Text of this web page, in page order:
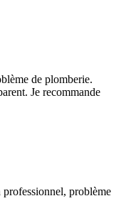
de plomberie.
Je recommande
problème